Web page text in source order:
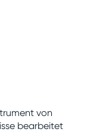
von
bearbeitet